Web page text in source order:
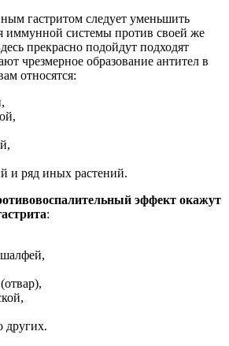
гастритом следует уменьшить
иммунной системы против своей же
прекрасно подойдут подходят
чрезмерное образование антител в
относятся:
и ряд иных растений.
эффект окажут
:
других.